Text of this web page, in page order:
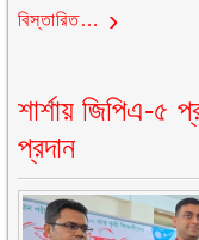
বিস্তারিত…
শার্শায় জিপিএ-৫
প্রদান